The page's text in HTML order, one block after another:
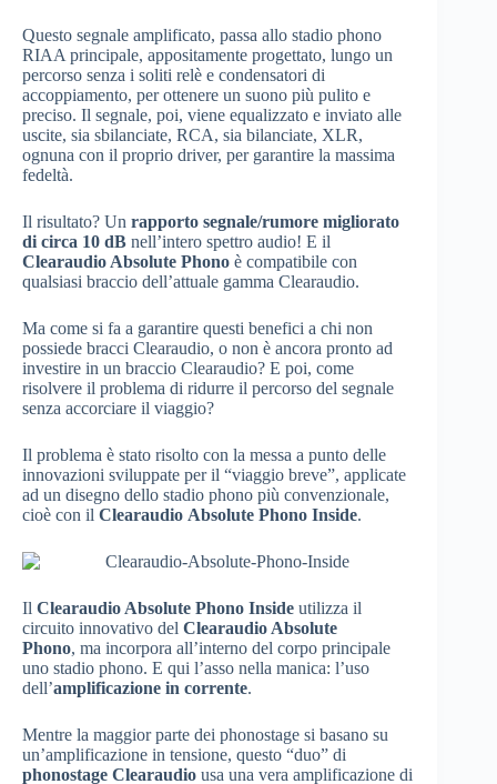
Questo segnale amplificato, passa allo stadio phono
RIAA principale, appositamente progettato, lungo un
percorso senza i soliti relè e condensatori di
accoppiamento, per ottenere un suono più pulito e
preciso. Il segnale, poi, viene equalizzato e inviato alle
uscite, sia sbilanciate, RCA, sia bilanciate, XLR,
ognuna con il proprio driver, per garantire la massima
fedeltà.
Il risultato? Un rapporto segnale/rumore migliorato
di circa 10 dB nell’intero spettro audio! E il
Clearaudio Absolute Phono è compatibile con
qualsiasi braccio dell’attuale gamma Clearaudio.
Ma come si fa a garantire questi benefici a chi non
possiede bracci Clearaudio, o non è ancora pronto ad
investire in un braccio Clearaudio? E poi, come
risolvere il problema di ridurre il percorso del segnale
senza accorciare il viaggio?
Il problema è stato risolto con la messa a punto delle
innovazioni sviluppate per il “viaggio breve”, applicate
ad un disegno dello stadio phono più convenzionale,
cioè con il Clearaudio Absolute Phono Inside.
Il Clearaudio Absolute Phono Inside utilizza il
circuito innovativo del Clearaudio Absolute
Phono, ma incorpora all’interno del corpo principale
uno stadio phono. E qui l’asso nella manica: l’uso
dell’amplificazione in corrente.
Mentre la maggior parte dei phonostage si basano su
un’amplificazione in tensione, questo “duo” di
phonostage Clearaudio usa una vera amplificazione di